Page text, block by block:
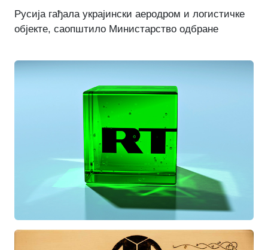
Русија гађала украјински аеродром и логистичке
објекте, саопштило Министарство одбране